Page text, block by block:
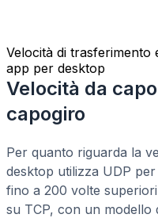
Velocità di trasferimento
app per desktop
Velocità da
capogiro
Per quanto riguarda la
desktop utilizza UDP
fino a 200 volte
su TCP, con un modello